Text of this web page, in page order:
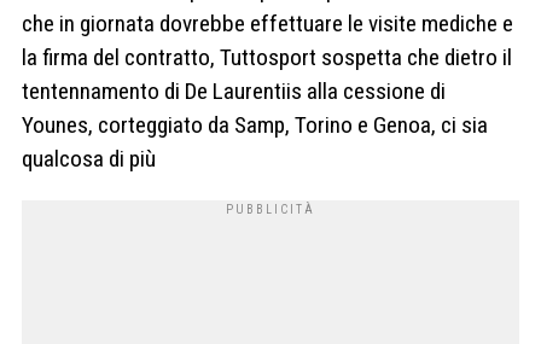
che in giornata dovrebbe effettuare le visite mediche e
la firma del contratto, Tuttosport sospetta che dietro il
tentennamento di De Laurentiis alla cessione di
Younes, corteggiato da Samp, Torino e Genoa, ci sia
qualcosa di più